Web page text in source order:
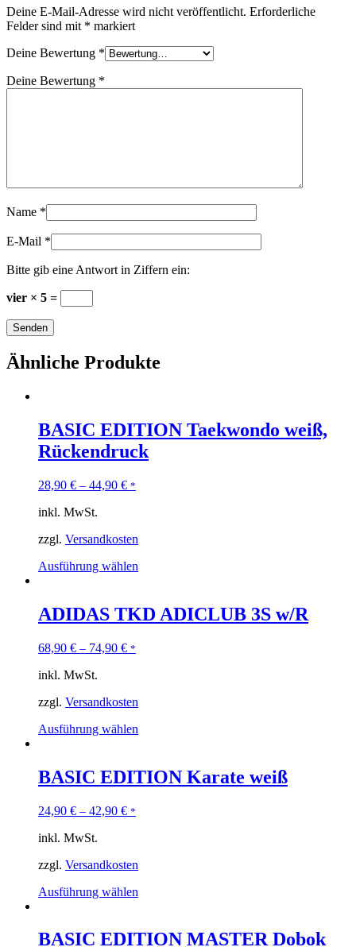
Deine E-Mail-Adresse wird nicht veröffentlicht. Erforderliche
Felder sind mit * markiert
Deine Bewertung *
Deine Bewertung *
Name *
E-Mail *
Bitte gib eine Antwort in Ziffern ein:
vier × 5 =
Ähnliche Produkte
BASIC EDITION Taekwondo weiß,
Rückendruck
28,90 € – 44,90 € *
inkl. MwSt.
zzgl. Versandkosten
Ausführung wählen
ADIDAS TKD ADICLUB 3S w/R
68,90 € – 74,90 € *
inkl. MwSt.
zzgl. Versandkosten
Ausführung wählen
BASIC EDITION Karate weiß
24,90 € – 42,90 € *
inkl. MwSt.
zzgl. Versandkosten
Ausführung wählen
BASIC EDITION MASTER Dobok